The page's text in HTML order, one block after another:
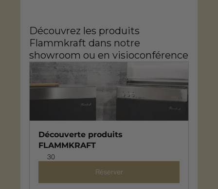
Découvrez les produits
Flammkraft dans notre
showroom ou en visioconférence
Découverte produits
FLAMMKRAFT
30
Réserver